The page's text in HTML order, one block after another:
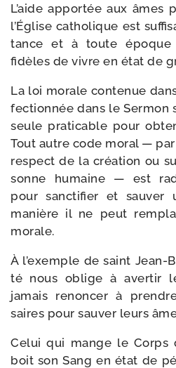
L’aide appor­tée aux âmes
l’Église catho­lique est
tance et à toute époque
fidèles de vivre en état de
La loi morale conte­nue
fec­tion­née dans le Sermon
seule pra­ti­cable pour
Tout autre code moral —
res­pect de la créa­tion ou
sonne humaine — est
pour sanc­ti­fier et sau­ver
manière il ne peut
morale.
À l’exemple de saint
té nous oblige à aver­tir
jamais renon­cer à
saires pour sau­ver leurs
Celui qui mange le Corps
boit son Sang en état de